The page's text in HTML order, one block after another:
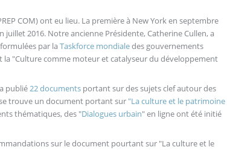
COM) ont eu lieu. La première à New York en septembre
2016. Notre ancienne Présidente, Catherine Cullen, a
formulées par la Taskforce mondialedes gouvernements
"Culture comme moteur et catalyseur du développement
publié22 documents portant sur des sujets clef autour des
trouve un document portant sur "La culture et le patrimoine
thématiques, des "Dialogues urbain" en ligne ont été initié
sur le document pourtant sur "La culture et le